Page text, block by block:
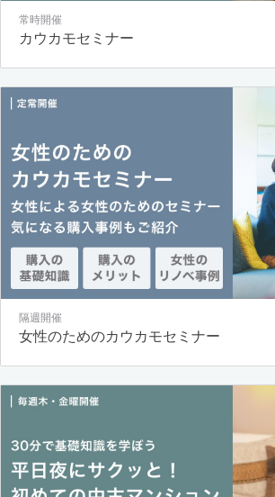
常時開催
カウカモセミナー
隔週開催
女性のためのカウカモセミナー